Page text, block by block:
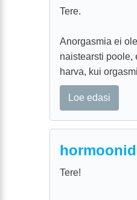
Tere.
Anorgasmia ei
naistearsti poole,
harva, kui
Loe edasi
Tere!